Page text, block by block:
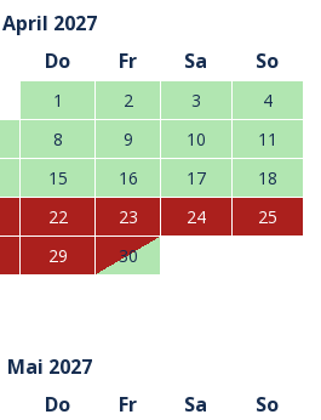
April 2027
Do Fr Sa So
1 2 3
4
8 9 10
11
15 16 17
18
22 23 24
25
29 30
Mai 2027
Do Fr Sa So